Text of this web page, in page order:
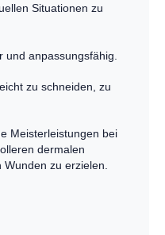
Situationen zu
anpassungsfähig.
zu schneiden, zu
Meisterleistungen bei
dermalen
zu erzielen.